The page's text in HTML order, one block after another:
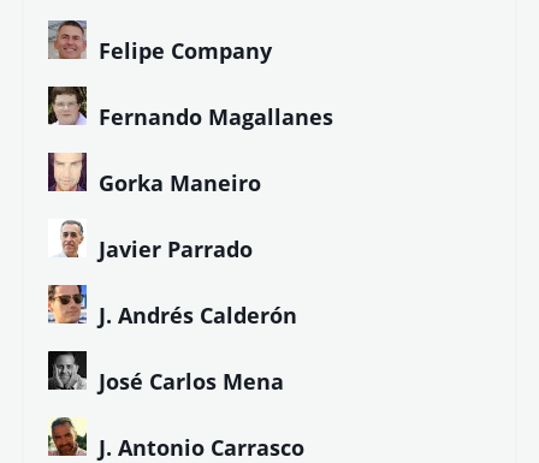
Felipe Company
Fernando Magallanes
Gorka Maneiro
Javier Parrado
J. Andrés Calderón
José Carlos Mena
J. Antonio Carrasco